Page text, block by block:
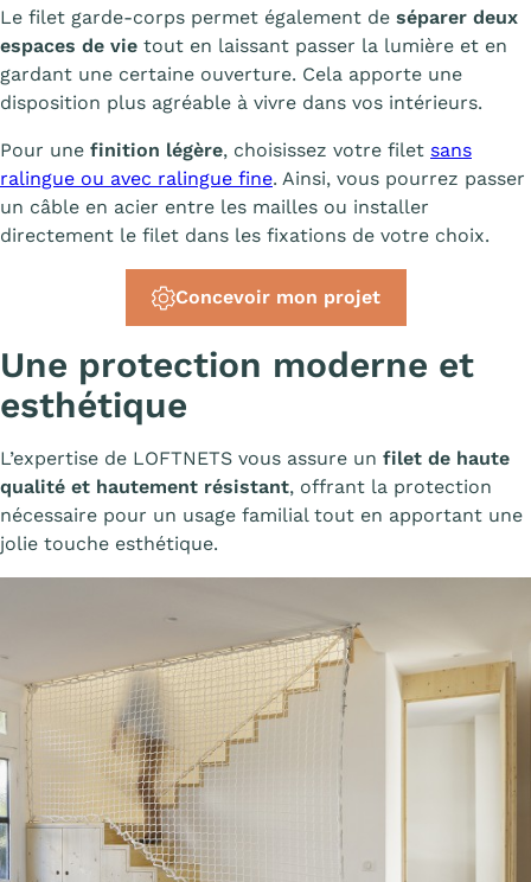
Le filet garde-corps permet également de séparer deux
espaces de vie tout en laissant passer la lumière et en
gardant une certaine ouverture. Cela apporte une
disposition plus agréable à vivre dans vos intérieurs.
Pour une finition légère, choisissez votre filet sans
ralingue ou avec ralingue fine. Ainsi, vous pourrez passer
un câble en acier entre les mailles ou installer
directement le filet dans les fixations de votre choix.
Concevoir mon projet
Une protection moderne et
esthétique
L’expertise de LOFTNETS vous assure un filet de haute
qualité et hautement résistant, offrant la protection
nécessaire pour un usage familial tout en apportant une
jolie touche esthétique.